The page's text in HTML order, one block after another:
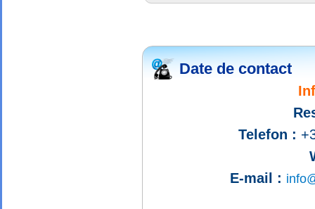
Date de contact
Telefon :
E-mail :